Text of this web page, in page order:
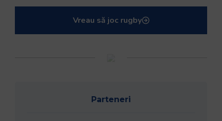
Vreau să joc rugby
Parteneri